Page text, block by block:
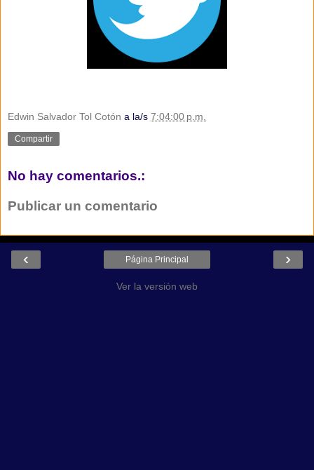
Edwin Salvador Tol Cotón a la/s 7:04:00 p.m.
Compartir
No hay comentarios.:
Publicar un comentario
‹ ›
Página Principal
Ver la versión web